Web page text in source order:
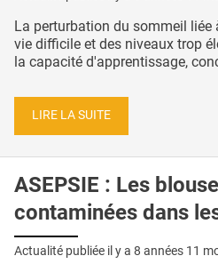
La perturbation du sommeil liée
vie difficile et des niveaux trop
la capacité d'apprentissage,
LIRE LA SUITE
ASEPSIE : Les
contaminées dans
Actualité publiée il y a 8 années 11